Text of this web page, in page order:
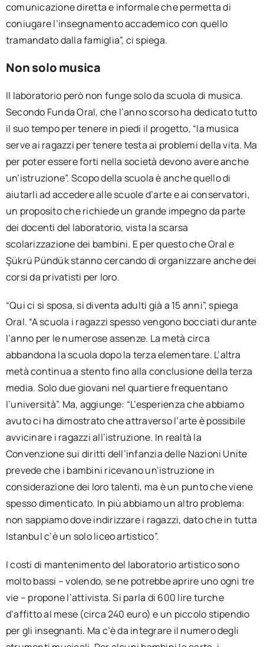
comunicazione diretta e informale che permetta di
coniugare l’insegnamento accademico con quello
tramandato dalla famiglia”, ci spiega.
Non solo musica
Il laboratorio però non funge solo da scuola di musica.
Secondo Funda Oral, che l’anno scorso ha dedicato tutto
il suo tempo per tenere in piedi il progetto, “la musica
serve ai ragazzi per tenere testa ai problemi della vita. Ma
per poter essere forti nella società devono avere anche
un’istruzione”. Scopo della scuola è anche quello di
aiutarli ad accedere alle scuole d’arte e ai conservatori,
un proposito che richiede un grande impegno da parte
dei docenti del laboratorio, vista la scarsa
scolarizzazione dei bambini. E per questo che Oral e
Şükrü Pündük stanno cercando di organizzare anche dei
corsi da privatisti per loro.
“Qui ci si sposa, si diventa adulti già a 15 anni”, spiega
Oral. “A scuola i ragazzi spesso vengono bocciati durante
l’anno per le numerose assenze. La metà circa
abbandona la scuola dopo la terza elementare. L’altra
metà continua a stento fino alla conclusione della terza
media. Solo due giovani nel quartiere frequentano
l’università”. Ma, aggiunge: “L’esperienza che abbiamo
avuto ci ha dimostrato che attraverso l’arte è possibile
avvicinare i ragazzi all’istruzione. In realtà la
Convenzione sui diritti dell’infanzia delle Nazioni Unite
prevede che i bambini ricevano un’istruzione in
considerazione dei loro talenti, ma è un punto che viene
spesso dimenticato. In più abbiamo un altro problema:
non sappiamo dove indirizzare i ragazzi, dato che in tutta
Istanbul c’è un solo liceo artistico”.
I costi di mantenimento del laboratorio artistico sono
molto bassi – volendo, se ne potrebbe aprire uno ogni tre
vie – propone l’attivista. Si parla di 600 lire turche
d’affitto al mese (circa 240 euro) e un piccolo stipendio
per gli insegnanti. Ma c’è da integrare il numero degli